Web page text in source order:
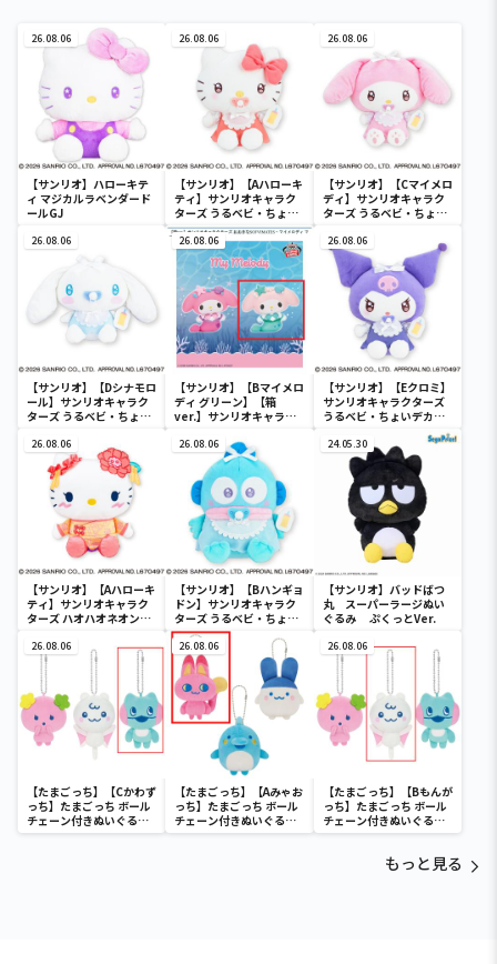
26.08.06
【サンリオ】ハローキテ
ィ マジカルラベンダード
ールGJ
26.08.06
【サンリオ】【Aハローキ
ティ】サンリオキャラク
ターズ うるベビ・ちょい
デカドール
26.08.06
【サンリオ】【Cマイメロ
ディ】サンリオキャラク
ターズ うるベビ・ちょい
26.08.06
【サンリオ】【Dシナモロ
ール】サンリオキャラク
ターズ うるベビ・ちょい
26.08.06
【サンリオ】【Bマイメロ
ディ グリーン】【箱
ver.】サンリオキャラク
SOFVIMATES～マイメロ
ディ マーメイドver. ～
26.08.06
【サンリオ】【Eクロミ】
サンリオキャラクターズ
うるベビ・ちょいデカド
26.08.06
【サンリオ】【Aハローキ
ティ】サンリオキャラク
ターズ ハオハオネオンタ
26.08.06
【サンリオ】【Bハンギョ
ドン】サンリオキャラク
ターズ うるベビ・ちょい
デカドール
24.05.30
【サンリオ】バッドばつ
丸 スーパーラージぬい
ぐるみ ぷくっとVer.
26.08.06
【たまごっち】【Cかわず
っち】たまごっち ボール
チェーン付きぬいぐるみ
～Tamagotchi
26.08.06
【たまごっち】【Aみゃお
っち】たまごっち ボール
チェーン付きぬいぐるみ
～Tamagotchi
26.08.06
【たまごっち】【Bもんが
っち】たまごっち ボール
チェーン付きぬいぐるみ
～Tamagotchi
もっと見る